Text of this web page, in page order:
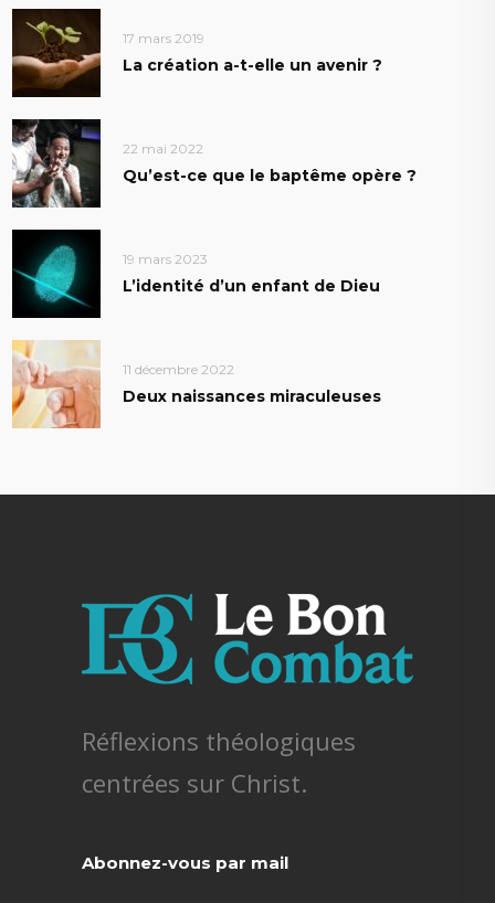
17 mars 2019
La création a-t-elle un avenir ?
22 mai 2022
Qu’est-ce que le baptême opère ?
19 mars 2023
L’identité d’un enfant de Dieu
11 décembre 2022
Deux naissances miraculeuses
Réflexions théologiques
centrées sur Christ.
Abonnez-vous par mail